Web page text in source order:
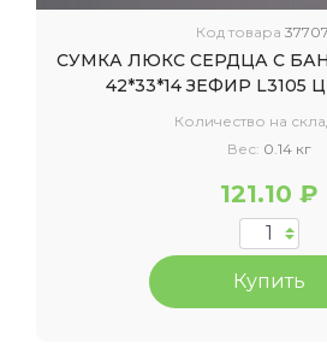
Код товара
СУМКА ЛЮКС СЕРДЦА С
42*33*14 ЗЕФИР L3105
Количество на
Вес: 0.14 кг
121.10 ₽
Купить